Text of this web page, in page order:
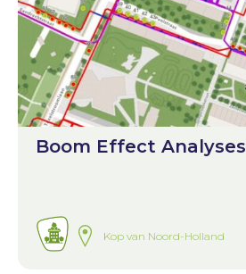
Boom Effect Analyses
Kop van Noord-Holland